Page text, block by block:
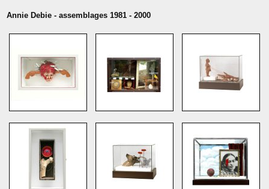
Annie Debie - assemblages 1981 - 2000